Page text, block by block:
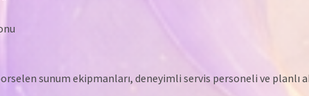
sunum ekipmanları, deneyimli servis personeli ve planlı